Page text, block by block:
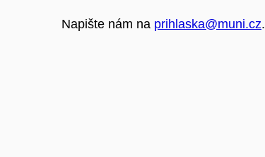
Napište nám na prihlaska@muni.cz.